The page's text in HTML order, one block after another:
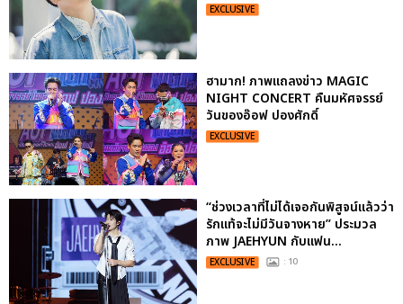
EXCLUSIVE
ฮามาก! ภาพแถลงข่าว MAGIC
NIGHT CONCERT คืนมหัศจรรย์
วันของอ๊อฟ ปองศักดิ์
EXCLUSIVE
“ช่วงเวลาที่ไม่ได้เจอกันพิสูจน์แล้วว่า
รักแท้จะไม่มีวันจางหาย” ประมวล
ภาพ JAEHYUN กับแฟน...
EXCLUSIVE : 10